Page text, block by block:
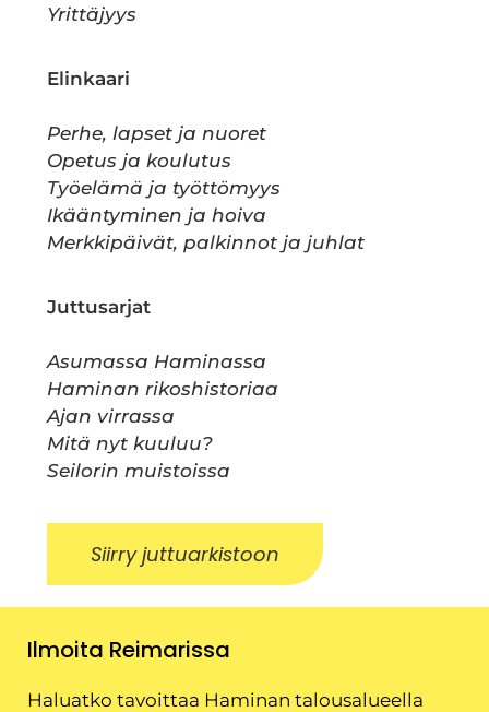
Yrittäjyys
Elinkaari
Perhe, lapset ja nuoret
Opetus ja koulutus
Työelämä ja työttömyys
Ikääntyminen ja hoiva
Merkkipäivät, palkinnot ja juhlat
Juttusarjat
Asumassa Haminassa
Haminan rikoshistoriaa
Ajan virrassa
Mitä nyt kuuluu?
Seilorin muistoissa
Siirry juttuarkistoon
Ilmoita Reimarissa
Haluatko tavoittaa Haminan talousalueella